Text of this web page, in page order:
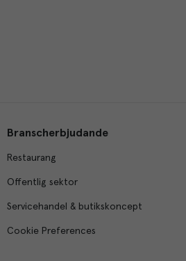
Branscherbjudande
Restaurang
Offentlig sektor
Servicehandel & butikskoncept
Cookie Preferences